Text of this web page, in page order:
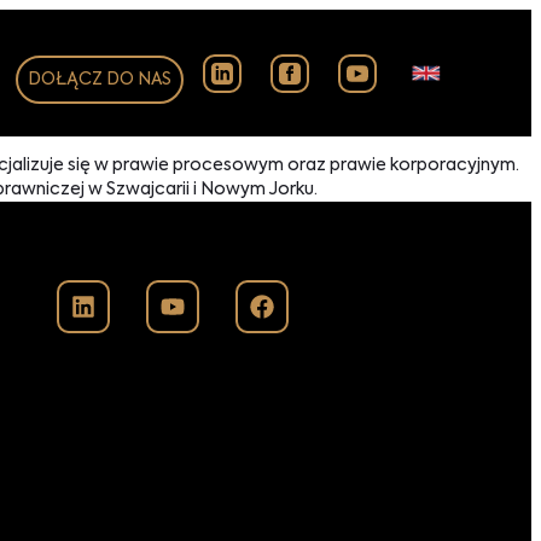
DOŁĄCZ DO NAS
się w prawie procesowym oraz prawie korporacyjnym.
w Szwajcarii i Nowym Jorku.